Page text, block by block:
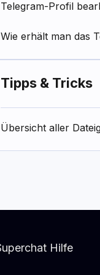
Telegram-Profil
Wie erhält man das
Tipps & Tricks
Übersicht aller